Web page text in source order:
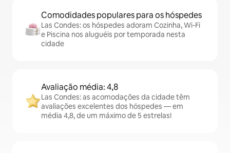
Comodidades populares para os hóspedes
Las Condes: os hóspedes adoram Cozinha, Wi-Fi
e Piscina nos aluguéis por temporada nesta
cidade
Avaliação média: 4,8
Las Condes: as acomodações da cidade têm
avaliações excelentes dos hóspedes — em
média 4,8, de um máximo de 5 estrelas!